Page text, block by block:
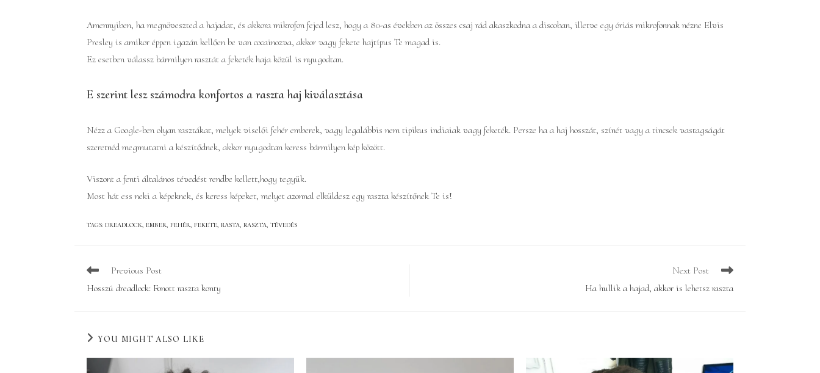
Amennyiben, ha megnöveszted a hajadat, és akkora mikrofon fejed lesz, hogy a 80-as években az összes csaj rád akaszkodna a discoban, illetve egy óriás mikrofonnak nézne Elvis
Presley is amikor éppen igazán kellően be van cocainozva, akkor vagy fekete hajtípus Te magad is.
Ez esetben válassz bármilyen rasztát a feketék haja közül is nyugodtan.
E szerint lesz számodra konfortos a raszta haj kiválasztása
Nézz a Google-ben olyan rasztákat, melyek viselői fehér emberek, vagy legalábbis nem tipikus indiaiak vagy feketék. Persze ha a haj hosszát, színét vagy a tincsek vastagságát
szeretnéd megmutatni a készítődnek, akkor nyugodtan keress bármilyen kép között.
Viszont a fenti általános tévedést rendbe kellett,hogy tegyük.
Most hát ess neki a képeknek, és keress képeket, melyet azonnal elküldesz egy raszta készítőnek Te is!
TAGS: DREADLOCK, EMBER, FEHÉR, FEKETE, RASTA, RASZTA, TÉVEDÉS
Read
articles
Previous Post
Hosszú dreadlock: Fonott raszta konty
Next Post
Ha hullik a hajad, akkor is lehetsz raszta
YOU MIGHT ALSO LIKE